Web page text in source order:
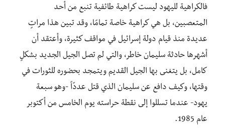
فالكراهية لليهود ليست كراهية طائفية تنبع من أحد
المتعصبين، بل هي كراهية خاصة تمامًا، وقد تبين هذا مراتٍ
عديدة منذ قيام دولة إسرائيل في مواقف كثيرة، وأعتقد أن
أشهرها حادثة سليمان خاطر، والتي لم تصل الجيل الجديد بشكلٍ
كامل، بل يتغنى بها الجيل القديم ويتمجد بحضوره للثورات في
وقتها، وكيف دافع عن سليمان الذي قتل عددًاً -وهو سبعة
يهود- عندما تسللوا إلى نقطة حراسته يوم الخامس من أكتوبر
عام 1985.